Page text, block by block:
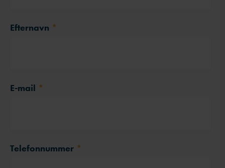
Efternavn *
E-mail *
Telefonnummer *